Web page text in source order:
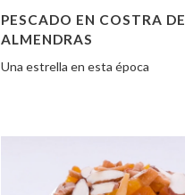
PESCADO EN COSTRA DE
ALMENDRAS
Una estrella en esta época